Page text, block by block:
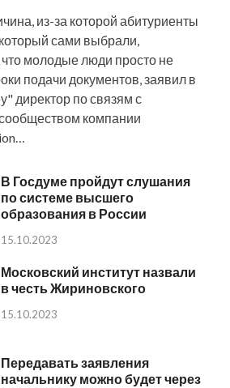
из-за которой абитуриенты
сами выбрали,
что молодые люди просто не
подачи документов, заявил в
директор по связям с
компании
В Госдуме пройдут слушания
по системе высшего
образования в России
15.10.2023
Московский институт назвали
в честь Жириновского
15.10.2023
Передавать заявления
начальнику можно будет через